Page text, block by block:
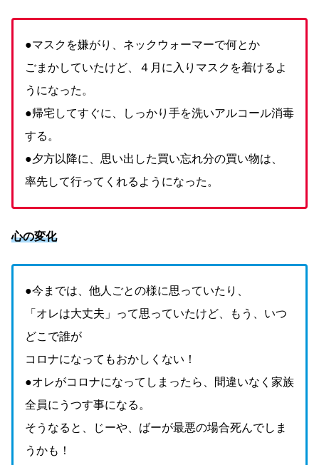
●マスクを嫌がり、ネックウォーマーで何とか
ごまかしていたけど、４月に入りマスクを着けるよ
うになった。
●帰宅してすぐに、しっかり手を洗いアルコール消毒
する。
●夕方以降に、思い出した買い忘れ分の買い物は、
率先して行ってくれるようになった。
心の変化
●今までは、他人ごとの様に思っていたり、
「オレは大丈夫」って思っていたけど、もう、いつ
どこで誰が
コロナになってもおかしくない！
●オレがコロナになってしまったら、間違いなく家族
全員にうつす事になる。
そうなると、じーや、ばーが最悪の場合死んでしま
うかも！